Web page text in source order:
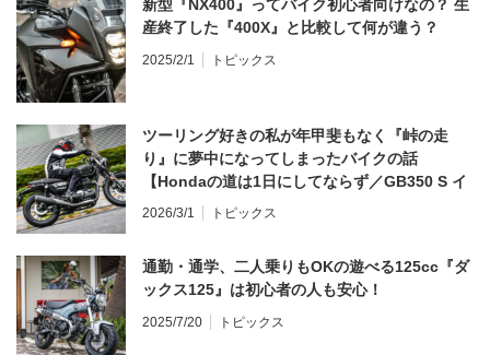
新型『NX400』ってバイク初心者向けなの？ 生
産終了した『400X』と比較して何が違う？
2025/2/1 トピックス
ツーリング好きの私が年甲斐もなく『峠の走
り』に夢中になってしまったバイクの話
【Hondaの道は1日にしてならず／GB350 S イ
ンプレ・レビュー 前編】
2026/3/1 トピックス
通勤・通学、二人乗りもOKの遊べる125cc『ダ
ックス125』は初心者の人も安心！
2025/7/20 トピックス